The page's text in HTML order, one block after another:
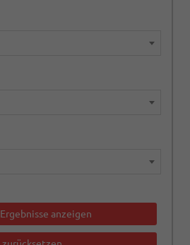
Ergebnisse anzeigen